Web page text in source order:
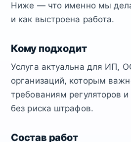
Ниже — что именно мы
и как выстроена работа.
Кому подходит
Услуга актуальна для ИП,
организаций, которым
требованиям регуляторов
без риска штрафов.
Состав работ